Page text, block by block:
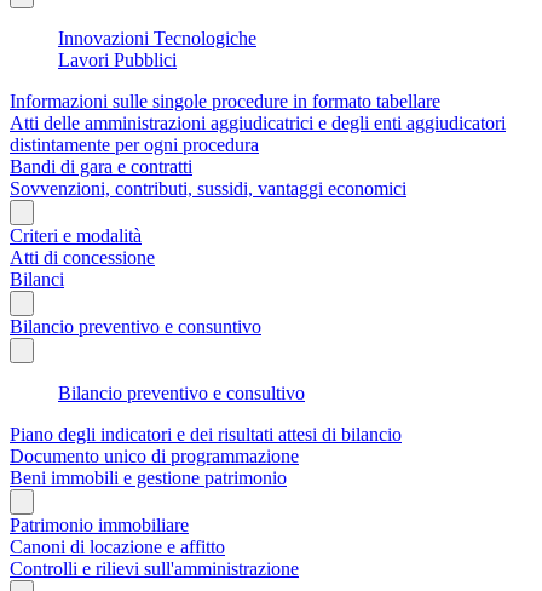
Innovazioni Tecnologiche
Lavori Pubblici
Informazioni sulle singole procedure in formato tabellare
Atti delle amministrazioni aggiudicatrici e degli enti aggiudicatori
distintamente per ogni procedura
Bandi di gara e contratti
Sovvenzioni, contributi, sussidi, vantaggi economici
Criteri e modalità
Atti di concessione
Bilanci
Bilancio preventivo e consuntivo
Bilancio preventivo e consultivo
Piano degli indicatori e dei risultati attesi di bilancio
Documento unico di programmazione
Beni immobili e gestione patrimonio
Patrimonio immobiliare
Canoni di locazione e affitto
Controlli e rilievi sull'amministrazione